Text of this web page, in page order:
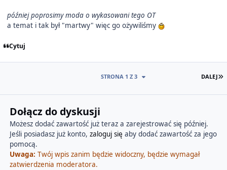
później poprosimy moda o wykasowani tego OT
a temat i tak był "martwy" więc go ożywiliśmy
Cytuj
DALEJ
STRONA 1 Z 3
Dołącz do dyskusji
Możesz dodać zawartość już teraz a zarejestrować się później.
Jeśli posiadasz już konto, zaloguj się aby dodać zawartość za jego
pomocą.
Uwaga: Twój wpis zanim będzie widoczny, będzie wymagał
zatwierdzenia moderatora.